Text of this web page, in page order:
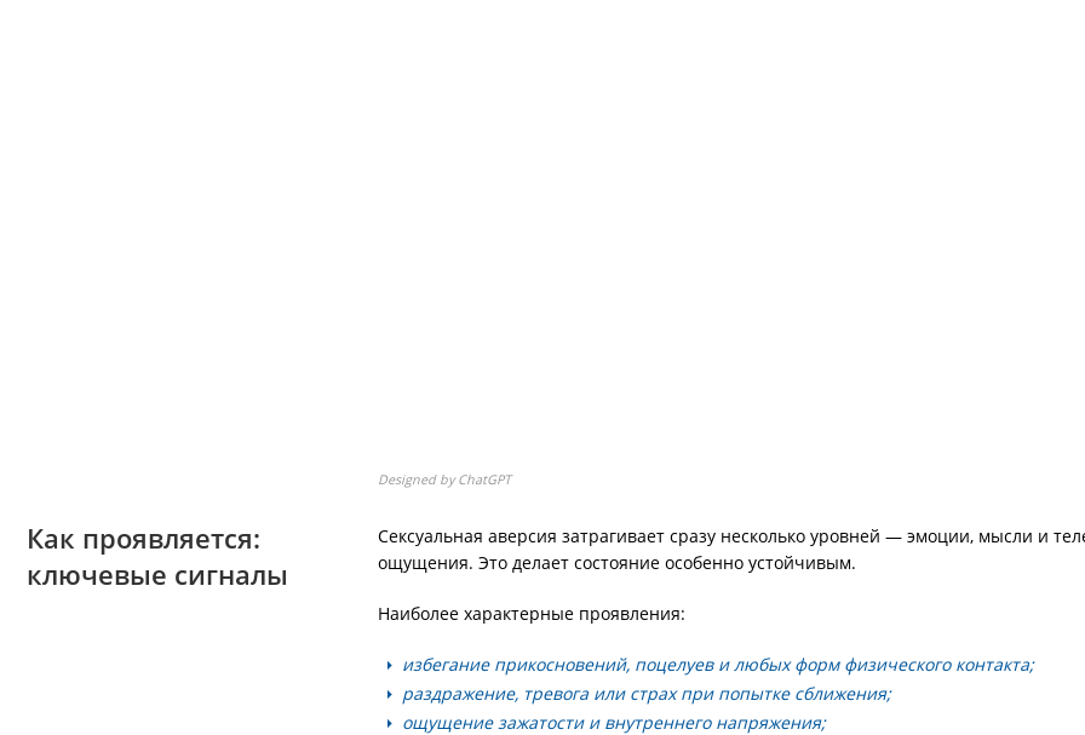
Designed by ChatGPT
Как проявляется:
ключевые сигналы
Сексуальная аверсия затрагивает сразу несколько уровней — эмоции, мысли и
ощущения. Это делает состояние особенно устойчивым.
Наиболее характерные проявления:
избегание прикосновений, поцелуев и любых форм физического контакта;
раздражение, тревога или страх при попытке сближения;
ощущение зажатости и внутреннего напряжения;